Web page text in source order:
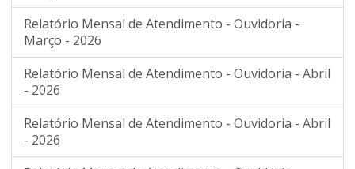
Relatório Mensal de Atendimento - Ouvidoria -
Março - 2026
Relatório Mensal de Atendimento - Ouvidoria - Abril
- 2026
Relatório Mensal de Atendimento - Ouvidoria - Abril
- 2026